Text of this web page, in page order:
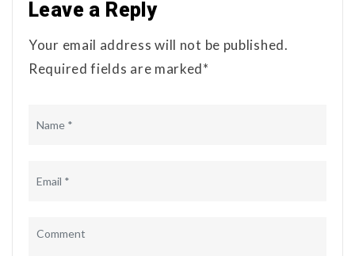
Leave a Reply
Your email address will not be published.
Required fields are marked*